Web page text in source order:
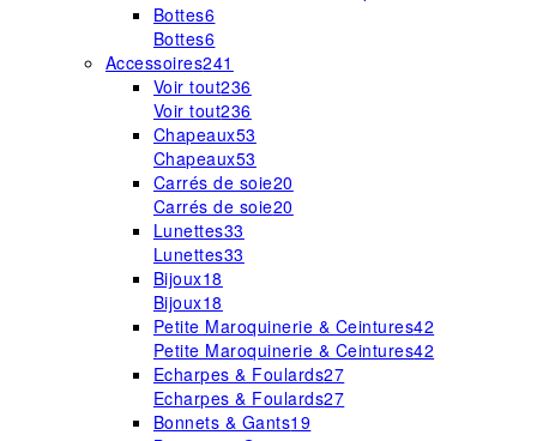
Bottes6
Bottes6
Accessoires241
Voir tout236
Voir tout236
Chapeaux53
Chapeaux53
Carrés de soie20
Carrés de soie20
Lunettes33
Lunettes33
Bijoux18
Bijoux18
Petite Maroquinerie & Ceintures42
Petite Maroquinerie & Ceintures42
Echarpes & Foulards27
Echarpes & Foulards27
Bonnets & Gants19